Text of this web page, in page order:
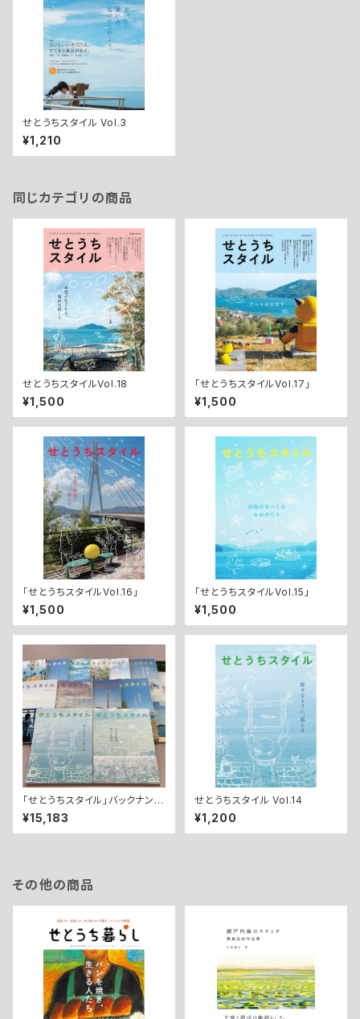
せとうちスタイル Vol.3
¥1,210
同じカテゴリの商品
せとうちスタイルVol.18
¥1,500
「せとうちスタイルVol.17」
¥1,500
「せとうちスタイルVol.16」
¥1,500
「せとうちスタイルVol.15」
¥1,500
「せとうちスタイル」バックナンバ
ーVol.01~14
¥15,183
せとうちスタイル Vol.14
¥1,200
その他の商品